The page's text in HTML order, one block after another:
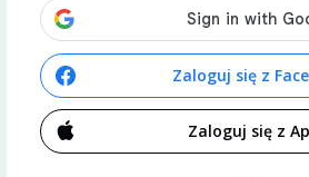
Zaloguj się z
Zaloguj się z